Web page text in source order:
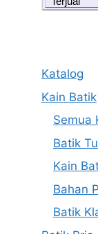
Katalog
Kain Batik
Semua
Batik
Kain
Bahan
Batik